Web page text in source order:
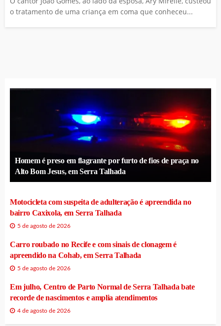
o tratamento de uma criança em coma que conheceu...
Homem é preso em flagrante por furto de fios de praça no
Alto Bom Jesus, em Serra Talhada
Motocicleta com suspeita de adulteração é apreendida no
bairro Caxixola, em Serra Talhada
5 de agosto de 2026
Carro roubado no Recife e com sinais de clonagem é
apreendido na Cohab, em Serra Talhada
5 de agosto de 2026
Em julho, Centro de Parto Normal de Serra Talhada bate
recorde de nascimentos e amplia atendimentos
4 de agosto de 2026